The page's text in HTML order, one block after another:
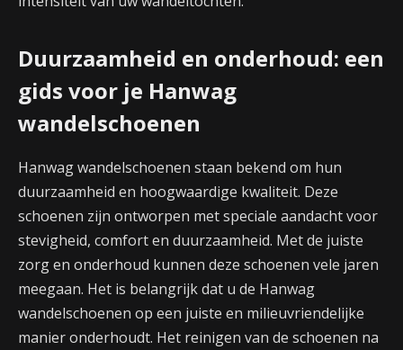
Duurzaamheid en onderhoud: een
gids voor je Hanwag
wandelschoenen
Hanwag wandelschoenen staan bekend om hun
duurzaamheid en hoogwaardige kwaliteit. Deze
schoenen zijn ontworpen met speciale aandacht voor
stevigheid, comfort en duurzaamheid. Met de juiste
zorg en onderhoud kunnen deze schoenen vele jaren
meegaan. Het is belangrijk dat u de Hanwag
wandelschoenen op een juiste en milieuvriendelijke
manier onderhoudt. Het reinigen van de schoenen na